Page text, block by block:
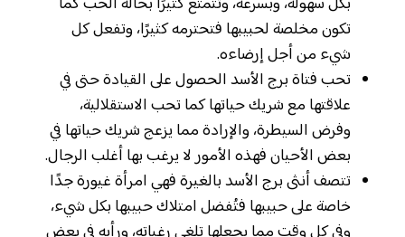
تكون مخلصة لحبيبها فتحترمه كثيرًا، وتفعل كل
شيء من أجل إرضاءه.
تحب فتاة برج الأسد الحصول على القيادة حتى في
علاقتها مع شريك حياتها كما تحب الاستقلالية،
وفرض السيطرة، والإرادة مما يزعج شريك حياتها في
بعض الأحيان فهذه الأمور لا يرغب بها أغلب الرجال.
تتصف أنثى برج الأسد بالغيرة فهي امرأة غيورة جدًا
خاصة على حبيبها فتُفضل امتلاك حبيبها بكل شيء،